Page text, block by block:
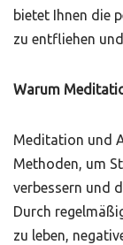
bietet Ihnen die
zu entfliehen
Warum
Meditation und
Methoden, um
verbessern und
Durch
zu leben,